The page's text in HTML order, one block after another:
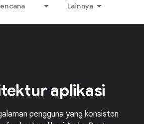
Lainnya
aplikasi
pengguna yang konsisten